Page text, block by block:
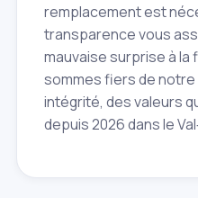
remplacement est
transparence vous
mauvaise surprise à la
sommes fiers de
intégrité, des valeurs
depuis 2026 dans le